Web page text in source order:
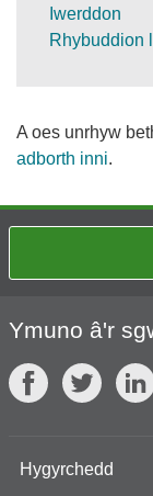
Iwerddon
Rhybuddion
A oes unrhyw
adborth inni.
Ymuno â'r
Hygyrchedd